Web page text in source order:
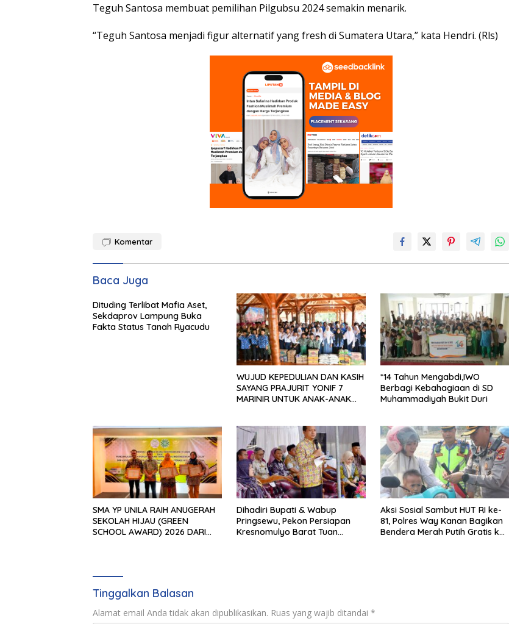
Teguh Santosa membuat pemilihan Pilgubsu 2024 semakin menarik.
“Teguh Santosa menjadi figur alternatif yang fresh di Sumatera Utara,” kata Hendri. (Rls)
Komentar
Baca Juga
Dituding Terlibat Mafia Aset,
Sekdaprov Lampung Buka
Fakta Status Tanah Ryacudu
WUJUD KEPEDULIAN DAN KASIH
SAYANG PRAJURIT YONIF 7
MARINIR UNTUK ANAK-ANAK
*14 Tahun Mengabdi,IWO
Berbagi Kebahagiaan di SD
Muhammadiyah Bukit Duri
SMA YP UNILA RAIH ANUGERAH
SEKOLAH HIJAU (GREEN
SCHOOL AWARD) 2026 DARI
Dihadiri Bupati & Wabup
Pringsewu, Pekon Persiapan
Kresnomulyo Barat Tuan
Aksi Sosial Sambut HUT RI ke-
81, Polres Way Kanan Bagikan
Bendera Merah Putih Gratis ke
Tinggalkan Balasan
Alamat email Anda tidak akan dipublikasikan. Ruas yang wajib ditandai *